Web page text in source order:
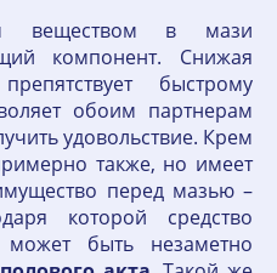
веществом в мази
компонент. Снижая
быстрому
обоим партнерам
удовольствие. Крем
также, но имеет
перед мазью –
которой средство
быть незаметно